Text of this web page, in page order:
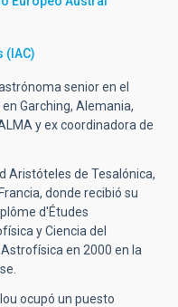
(IAC)
senior en el
Garching, Alemania,
y ex coordinadora de
Aristóteles de Tesalónica,
donde recibió su
d'Études
y Ciencia del
en 2000 en la
ocupó un puesto